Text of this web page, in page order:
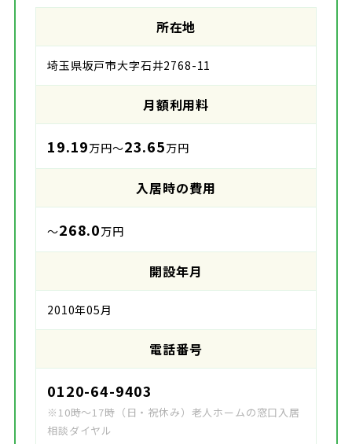
所在地
埼玉県坂戸市大字石井2768-11
月額利用料
19.19万円～23.65万円
入居時の費用
～268.0万円
開設年月
2010年05月
電話番号
0120-64-9403
※10時～17時（日・祝休み）老人ホームの窓口入居
相談ダイヤル